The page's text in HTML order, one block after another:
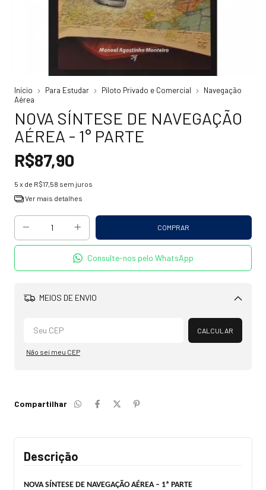
Início Para Estudar Piloto Privado e Comercial
Navegação
Aérea
NOVA SÍNTESE DE NAVEGAÇÃO
AÉREA - 1° PARTE
R$87,90
5 x de R$17,58 sem juros
Ver mais detalhes
Consulte-nos pelo WhatsApp
MEIOS DE ENVIO
Alterar CEP
CALCULAR
Não sei meu CEP
Compartilhar
Descrição
NOVA SÍNTESE DE NAVEGAÇÃO AÉREA – 1ª PARTE